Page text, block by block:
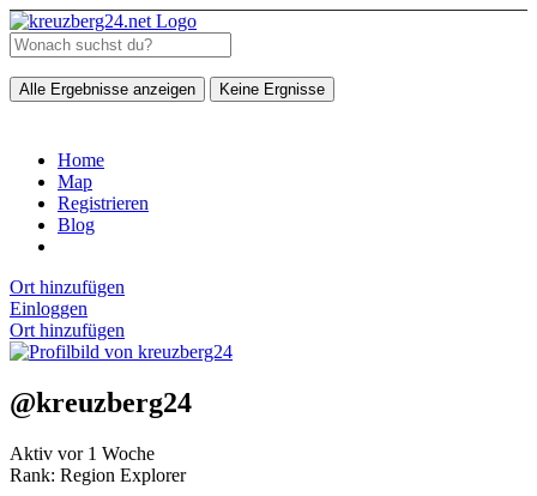
Alle Ergebnisse anzeigen Keine Ergnisse
Home
Map
Registrieren
Blog
Ort hinzufügen
Einloggen
Ort hinzufügen
@kreuzberg24
Aktiv vor 1 Woche
Rank: Region Explorer